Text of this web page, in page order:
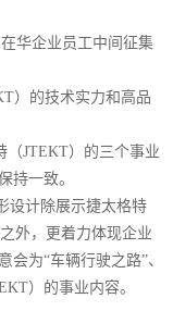
华企业员工中间征集
）的技术实力和高品
（JTEKT）的三个事业
持一致。
设计除展示捷太格特
外，更着力体现企业
会为“车辆行驶之路”、
）的事业内容。